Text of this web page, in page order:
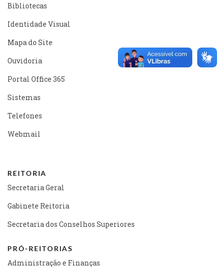
Bibliotecas
Identidade Visual
Mapa do Site
Ouvidoria
Portal Office 365
Sistemas
Telefones
Webmail
REITORIA
Secretaria Geral
Gabinete Reitoria
Secretaria dos Conselhos Superiores
PRÓ-REITORIAS
Administração e Finanças